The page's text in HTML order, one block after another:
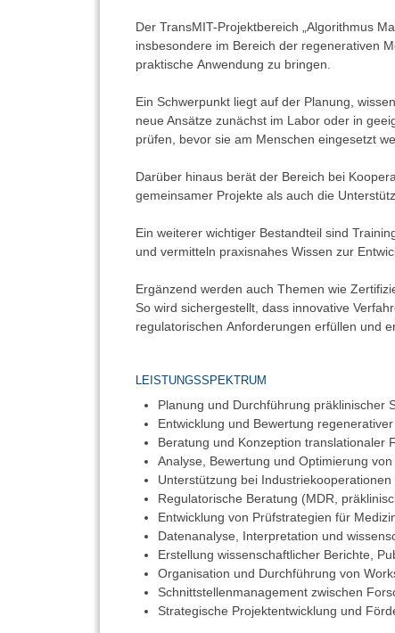
Der TransMIT-Projektbereich „Algorithmus
insbesondere im Bereich der regenerativen
praktische Anwendung zu bringen.
Ein Schwerpunkt liegt auf der Planung,
neue Ansätze zunächst im Labor oder in
prüfen, bevor sie am Menschen eingesetzt
Darüber hinaus berät der Bereich bei
gemeinsamer Projekte als auch die
Ein weiterer wichtiger Bestandteil sind
und vermitteln praxisnahes Wissen zur
Ergänzend werden auch Themen wie
So wird sichergestellt, dass innovative
regulatorischen Anforderungen erfüllen und
LEISTUNGSSPEKTRUM
Planung und Durchführung präklinischer
Entwicklung und Bewertung
Beratung und Konzeption translationaler
Analyse, Bewertung und Optimierung
Unterstützung bei
Regulatorische Beratung (MDR,
Entwicklung von Prüfstrategien für
Datenanalyse, Interpretation und
Erstellung wissenschaftlicher Berichte,
Organisation und Durchführung von
Schnittstellenmanagement zwischen
Strategische Projektentwicklung und